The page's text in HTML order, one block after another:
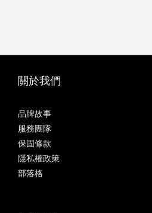
關於我們
品牌故事
服務團隊
保固條款
隱私權政策
部落格